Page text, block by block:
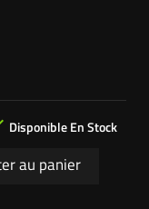
Disponible En Stock
au panier